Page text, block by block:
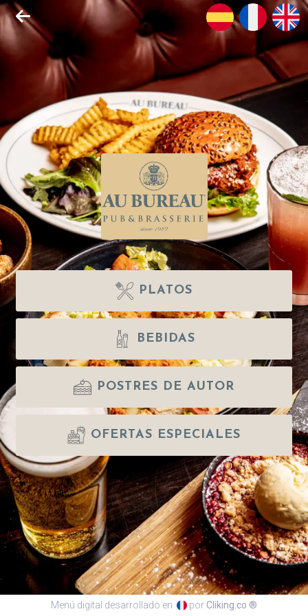
PLATOS
BEBIDAS
POSTRES DE AUTOR
OFERTAS ESPECIALES
Menú digital desarrollado en por Cliking.co ®